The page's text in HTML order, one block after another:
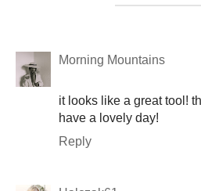
Morning Mountains
it looks like a great tool!
have a lovely day!
Reply